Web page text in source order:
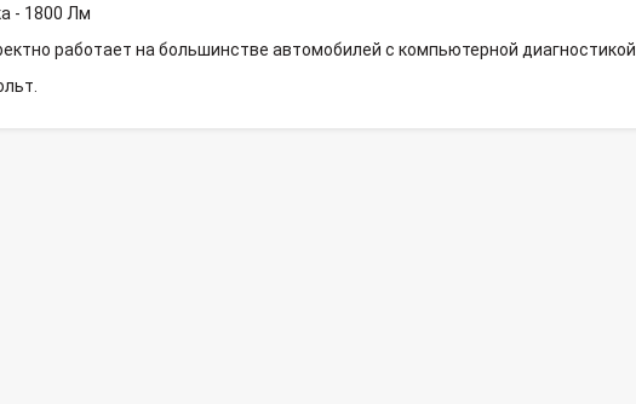
- 1800 Лм
работает на большинстве автомобилей с компьютерной диагностикой.